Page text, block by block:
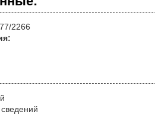
77/2266